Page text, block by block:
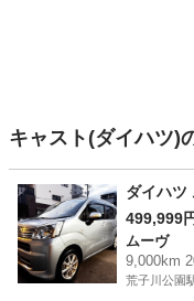
キャスト(ダイハツ)
ダイハツ
499,999
ムーヴ
9,000km
荒子川公園